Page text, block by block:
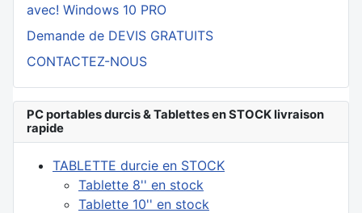
avec! Windows 10 PRO
Demande de DEVIS GRATUITS
CONTACTEZ-NOUS
PC portables durcis & Tablettes en STOCK livraison
rapide
TABLETTE durcie en STOCK
Tablette 8'' en stock
Tablette 10'' en stock